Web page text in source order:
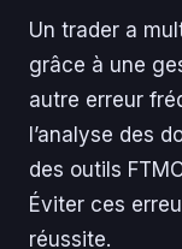
Un trader a
grâce à une
autre erreur
l’analyse des
des outils
Éviter ces
réussite.